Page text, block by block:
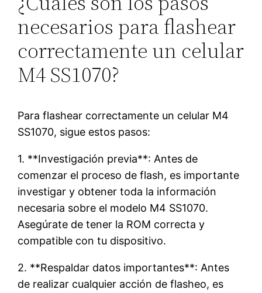
necesarios para flashear
correctamente un celular
M4 SS1070?
Para flashear correctamente un celular M4
SS1070, sigue estos pasos:
1. **Investigación previa**: Antes de
comenzar el proceso de flash, es importante
investigar y obtener toda la información
necesaria sobre el modelo M4 SS1070.
Asegúrate de tener la ROM correcta y
compatible con tu dispositivo.
2. **Respaldar datos importantes**: Antes
de realizar cualquier acción de flasheo, es